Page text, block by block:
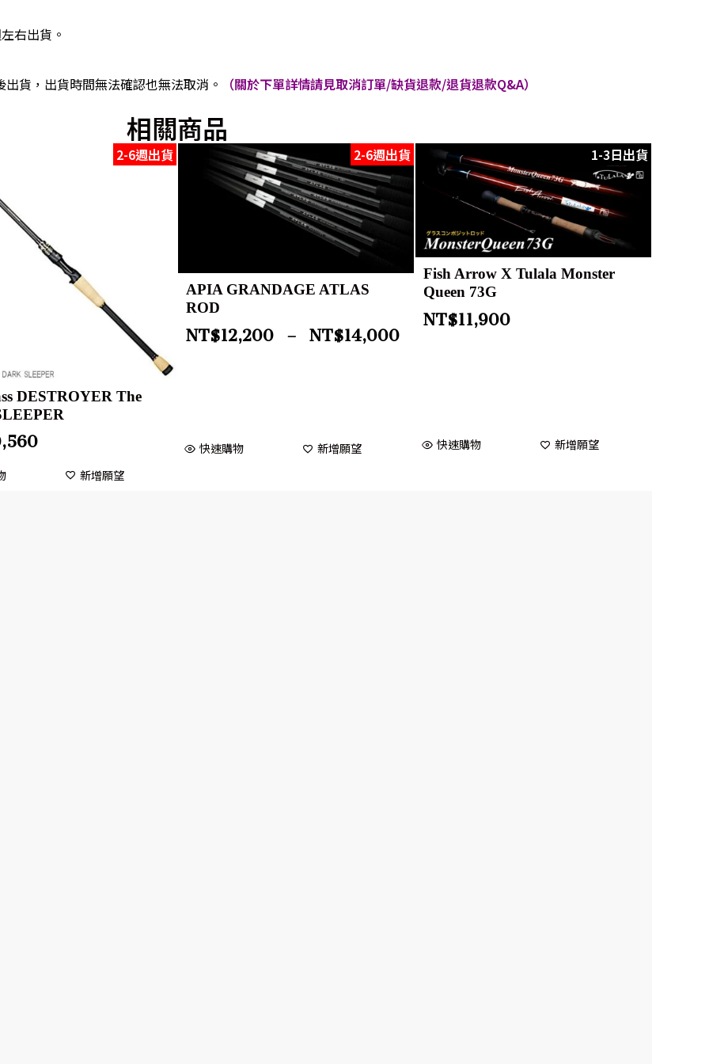
右出貨。
貨，出貨時間無法確認也無法取消。 （關於下單詳情請見取消訂單/缺貨退款/退貨退款Q&A）
相關商品
2-6週出貨
DESTROYER The
新增願望
2-6週出貨
APIA GRANDAGE ATLAS
ROD
NT$12,200 – NT$14,000
快速購物 新增願望
1-3日出貨
Fish Arrow X Tulala Monster
Queen 73G
NT$11,900
快速購物 新增願望